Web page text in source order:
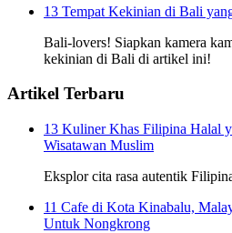
13 Tempat Kekinian di Bali
Bali-lovers! Siapkan kamera
kekinian di Bali di artikel ini!
Artikel Terbaru
13 Kuliner Khas Filipina Halal
Wisatawan Muslim
Eksplor cita rasa autentik
11 Cafe di Kota Kinabalu,
Untuk Nongkrong